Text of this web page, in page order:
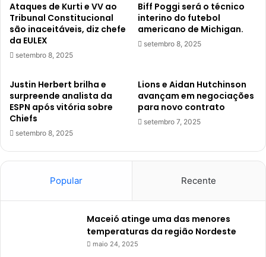
Ataques de Kurti e VV ao
Tribunal Constitucional
são inaceitáveis, diz chefe
da EULEX
setembro 8, 2025
Biff Poggi será o técnico
interino do futebol
americano de Michigan.
setembro 8, 2025
Justin Herbert brilha e
surpreende analista da
ESPN após vitória sobre
Chiefs
setembro 8, 2025
Lions e Aidan Hutchinson
avançam em negociações
para novo contrato
setembro 7, 2025
Popular Recente
Maceió atinge uma das menores
temperaturas da região Nordeste
maio 24, 2025